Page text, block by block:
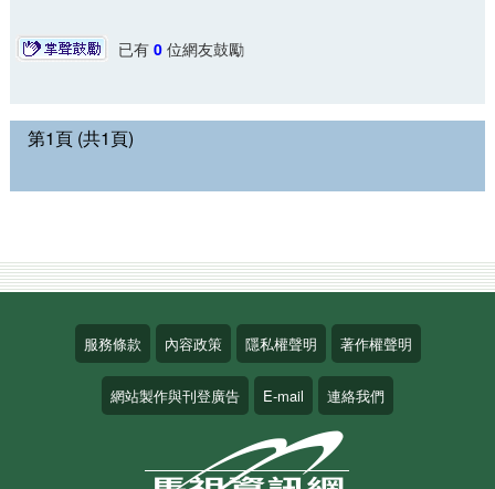
已有 0位網友鼓勵
第1頁 (共1頁)
服務條款 內容政策 隱私權聲明 著作權聲明
網站製作與刊登廣告 E-mail 連絡我們